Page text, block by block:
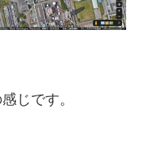
じです。